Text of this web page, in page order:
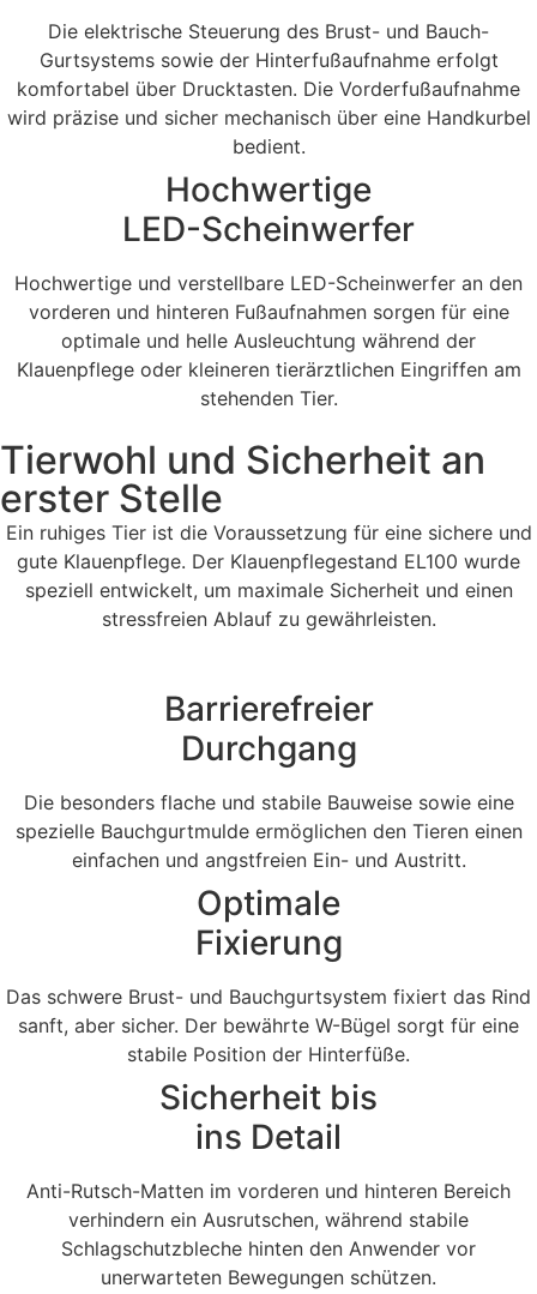
Die elektrische Steuerung des Brust- und Bauch-
Gurtsystems sowie der Hinterfußaufnahme erfolgt
komfortabel über Drucktasten. Die Vorderfußaufnahme
wird präzise und sicher mechanisch über eine Handkurbel
bedient.
Hochwertige
LED-Scheinwerfer
Hochwertige und verstellbare LED-Scheinwerfer an den
vorderen und hinteren Fußaufnahmen sorgen für eine
optimale und helle Ausleuchtung während der
Klauenpflege oder kleineren tierärztlichen Eingriffen am
stehenden Tier.​
Tierwohl und Sicherheit an
erster Stelle
Ein ruhiges Tier ist die Voraussetzung für eine sichere und
gute Klauenpflege. Der Klauenpflegestand EL100 wurde
speziell entwickelt, um maximale Sicherheit und einen
stressfreien Ablauf zu gewährleisten.
Barrierefreier
Durchgang
Die besonders flache und stabile Bauweise sowie eine
spezielle Bauchgurtmulde ermöglichen den Tieren einen
einfachen und angstfreien Ein- und Austritt.
Optimale
Fixierung
Das schwere Brust- und Bauchgurtsystem fixiert das Rind
sanft, aber sicher. Der bewährte W-Bügel sorgt für eine
stabile Position der Hinterfüße.
Sicherheit bis
ins Detail
Anti-Rutsch-Matten im vorderen und hinteren Bereich
verhindern ein Ausrutschen, während stabile
Schlagschutzbleche hinten den Anwender vor
unerwarteten Bewegungen schützen.